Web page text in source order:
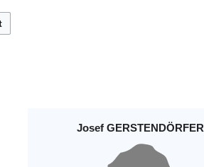
Josef GERSTENDÖRFER